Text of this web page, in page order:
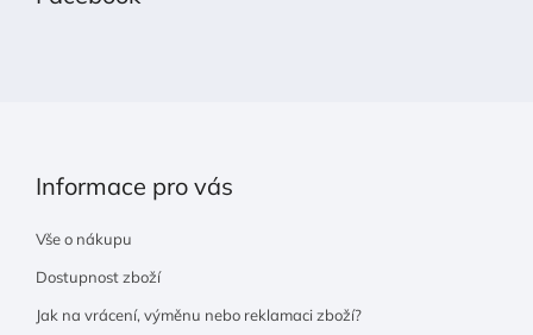
Informace pro vás
Vše o nákupu
Dostupnost zboží
Jak na vrácení, výměnu nebo reklamaci zboží?